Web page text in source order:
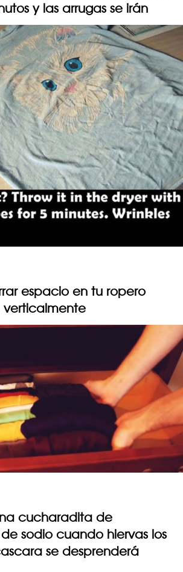
y las arrugas se irán
espacio en tu ropero
cucharadita de
sodio cuando hiervas los
se desprenderá